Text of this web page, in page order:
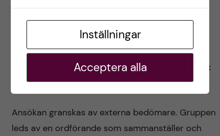
Beredningsarbetet
Jävsregler, i enlighet medKarolinska Institutets
riktlinjer om jävtillämpas vid berednings- och
bedömningsarbetet för att garantera en opartisk
hantering.
Ansökan granskas av externa bedömare. Gruppen
leds av en ordförande som sammanställer och
Inställningar
Acceptera alla